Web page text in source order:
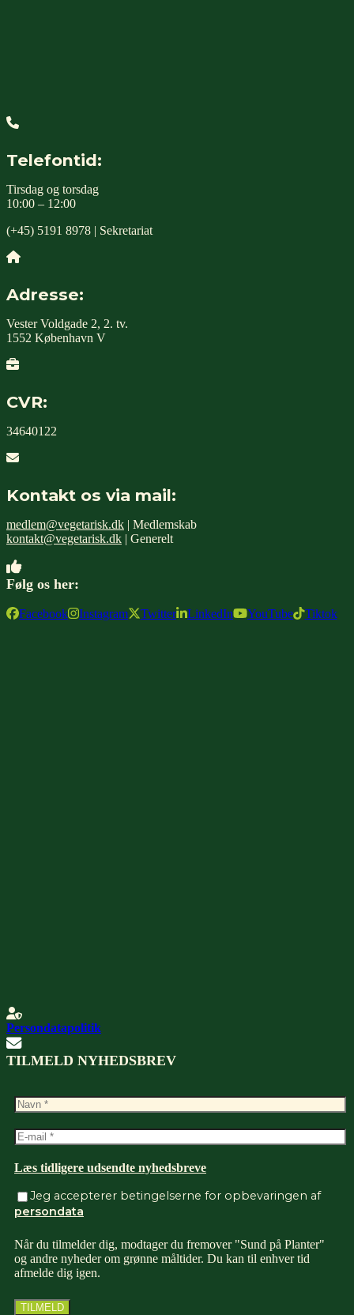
Telefontid:
Tirsdag og torsdag
10:00 – 12:00
(+45) 5191 8978 | Sekretariat
Adresse:
Vester Voldgade 2, 2. tv.
1552 København V
CVR:
34640122
Kontakt os via mail:
medlem@vegetarisk.dk | Medlemskab
kontakt@vegetarisk.dk | Generelt
Følg os her:
Facebook Instagram Twitter LinkedIn YouTube Tiktok
Persondatapolitik
TILMELD NYHEDSBREV
Læs tidligere udsendte nyhedsbreve
Jeg accepterer betingelserne for opbevaringen af
persondata
Når du tilmelder dig, modtager du fremover "Sund på Planter"
og andre nyheder om grønne måltider. Du kan til enhver tid
afmelde dig igen.